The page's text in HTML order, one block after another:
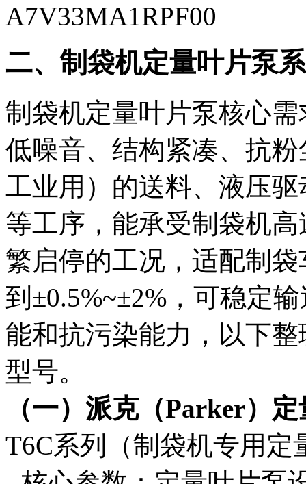
A7V33MA1RPF00
二、制袋机定量叶片泵
制袋机定量叶片泵核心
低噪音、结构紧凑、抗
工业用）的送料、液压
等工序，能承受制袋机高
繁启停的工况，适配制
到±0.5%~±2%，可稳定
能和抗污染能力，以下
型号。
（一）派克（Parker）
T6C系列（制袋机专用定